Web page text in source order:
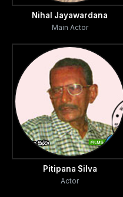
Nihal Jayawardana
Main Actor
Pitipana Silva
Actor